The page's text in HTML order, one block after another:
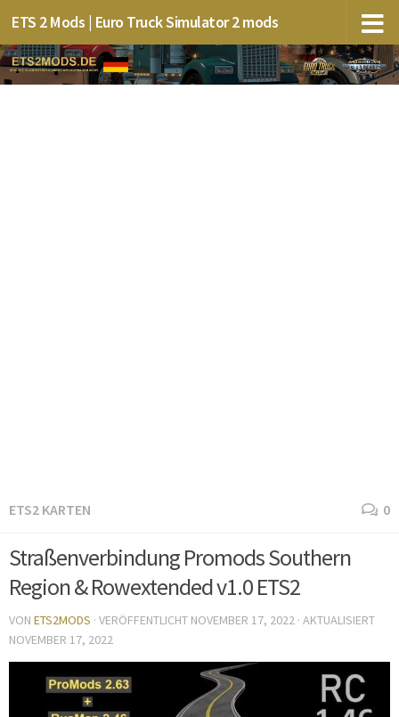
ETS 2 Mods | Euro Truck Simulator 2 mods
ETS2 KARTEN 0
Straßenverbindung Promods Southern
Region & Rowextended v1.0 ETS2
VON ETS2MODS · VERÖFFENTLICHT NOVEMBER 17, 2022 · AKTUALISIERT
NOVEMBER 17, 2022